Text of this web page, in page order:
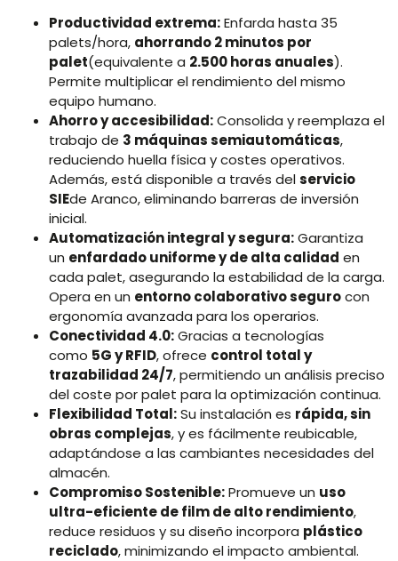
Productividad extrema:Enfarda hasta 35
palets/hora, ahorrando 2 minutos por
palet(equivalente a 2.500 horas anuales).
Permite multiplicar el rendimiento del mismo
equipo humano.
Ahorro y accesibilidad:Consolida y reemplaza el
trabajo de 3 máquinas semiautomáticas,
reduciendo huella física y costes operativos.
Además, está disponible a través delservicio
SIEde Aranco, eliminando barreras de inversión
inicial.
Automatización integral y segura:Garantiza
un enfardado uniforme y de alta calidad en
cada palet, asegurando la estabilidad de la carga.
Opera en un entorno colaborativo segurocon
ergonomía avanzada para los operarios.
Conectividad 4.0:Gracias a tecnologías
como 5G y RFID, ofrece control total y
trazabilidad 24/7, permitiendo un análisis preciso
del coste por palet para la optimización continua.
Flexibilidad Total:Su instalación es rápida, sin
obras complejas, y es fácilmente reubicable,
adaptándose a las cambiantes necesidades del
almacén.
Compromiso Sostenible:Promueve un uso
ultra-eficiente de film de alto rendimiento,
reduce residuos y su diseño incorpora plástico
reciclado, minimizando el impacto ambiental.